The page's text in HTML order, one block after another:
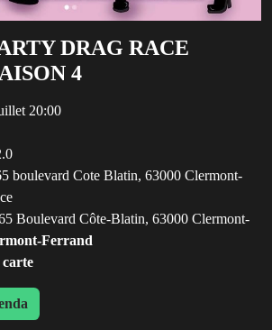
DRAG RACE
4
20:00
boulevard Cote Blatin, 63000 Clermont-
Boulevard Côte-Blatin, 63000 Clermont-
Ferrand